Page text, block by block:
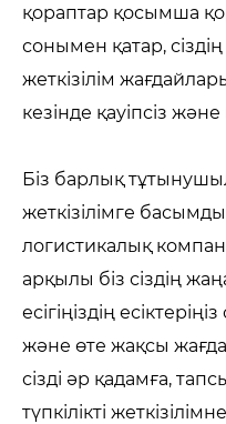
қораптар қосымша
сонымен қатар,
жеткізілім
кезінде қауіпсіз
Біз барлық
жеткізілімге
логистикалық
арқылы біз сіздің
есігіңіздің
және өте жақсы
сізді әр қадамға,
түпкілікті